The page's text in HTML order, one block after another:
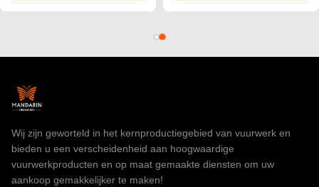
Wij zijn geworteld in het kernproductiegebied van vuurwerk en
bieden u een verscheidenheid aan hoogwaardige
vuurwerkproducten en op maat gemaakte diensten om uw
aankoop gemakkelijker te maken!